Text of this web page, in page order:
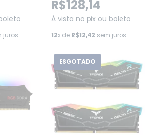
juros
R$128,14
Á vista no pix ou boleto
12x de R$12,42 sem juros
ESGOTADO